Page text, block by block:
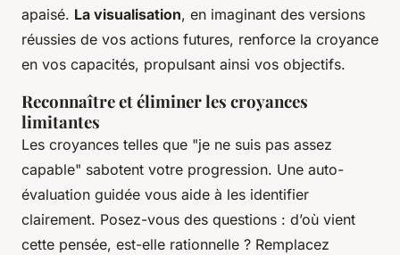
apaisé. La visualisation, en imaginant des versions
réussies de vos actions futures, renforce la croyance
en vos capacités, propulsant ainsi vos objectifs.
Reconnaître et éliminer les croyances
limitantes
Les croyances telles que "je ne suis pas assez
capable" sabotent votre progression. Une auto-
évaluation guidée vous aide à les identifier
clairement. Posez-vous des questions : d’où vient
cette pensée, est-elle rationnelle ? Remplacez